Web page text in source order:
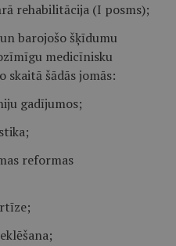
rehabilitācija (I posms);
barojošo šķīdumu
medicīnisku
skaitā šādās jomās:
gadījumos;
reformas